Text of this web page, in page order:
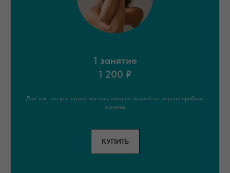
1 занятие
1 200 ₽
Для тех, кто уже ранее воспользовался акцией на первое пробное
занятие
КУПИТЬ